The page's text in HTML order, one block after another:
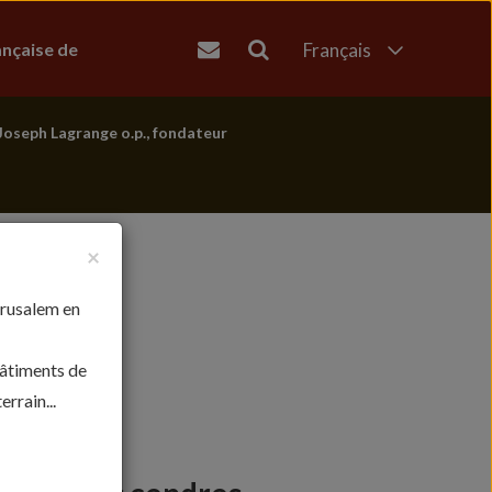
de
Français
Lagrange o.p., fondateur
×
en
de